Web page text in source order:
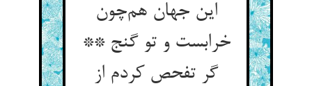
این جهان هم‌چون
خرابست و تو گنج **
گر تفحص کردم از